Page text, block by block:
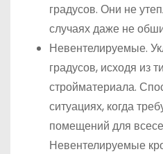
градусов. Они не
случаях даже не
Невентелируемые.
градусов, исходя из
стройматериала.
ситуациях, когда
помещений для
Невентелируемые